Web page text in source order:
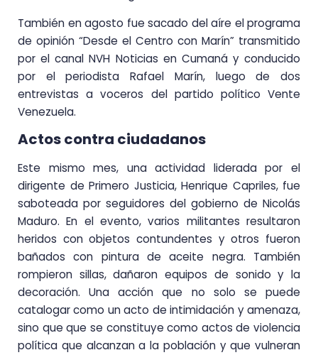
También en agosto fue sacado del aíre el programa
de opinión “Desde el Centro con Marín” transmitido
por el canal NVH Noticias en Cumaná y conducido
por el periodista Rafael Marín, luego de dos
entrevistas a voceros del partido político Vente
Venezuela.
Actos contra ciudadanos
Este mismo mes, una actividad liderada por el
dirigente de Primero Justicia, Henrique Capriles, fue
saboteada por seguidores del gobierno de Nicolás
Maduro. En el evento, varios militantes resultaron
heridos con objetos contundentes y otros fueron
bañados con pintura de aceite negra. También
rompieron sillas, dañaron equipos de sonido y la
decoración. Una acción que no solo se puede
catalogar como un acto de intimidación y amenaza,
sino que que se constituye como actos de violencia
política que alcanzan a la población y que vulneran